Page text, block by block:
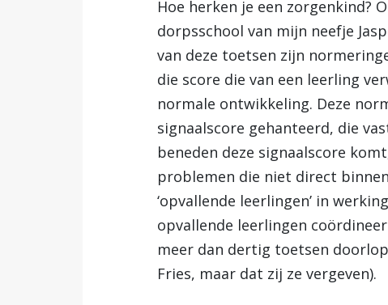
Hoe herken je een zorgenkind?
dorpsschool van mijn neefje
van deze toetsen zijn
die score die van een leerling
normale ontwikkeling. Deze
signaalscore gehanteerd, die
beneden deze signaalscore
problemen die niet direct
‘opvallende leerlingen’ in
opvallende leerlingen
meer dan dertig toetsen
Fries, maar dat zij ze vergeven).